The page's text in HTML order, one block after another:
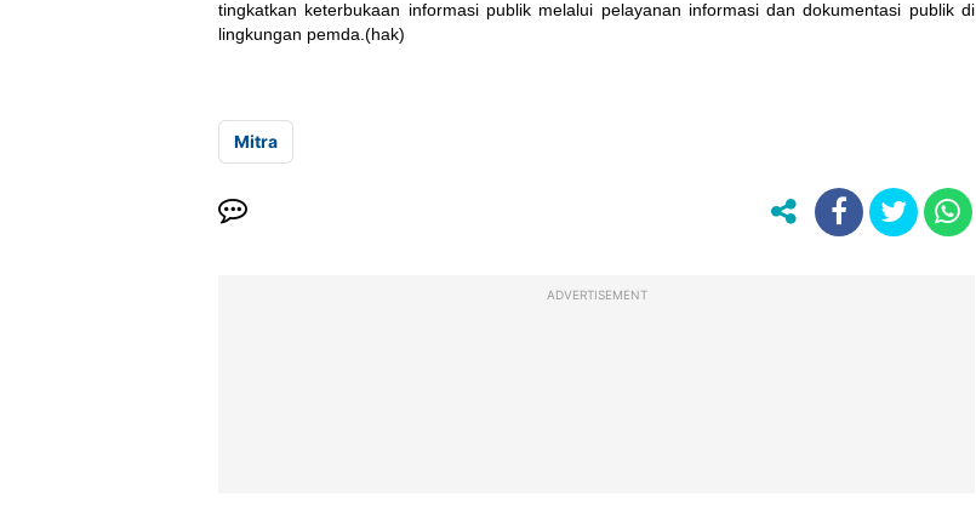
tingkatkan keterbukaan informasi publik melalui pelayanan informasi dan dokumentasi publik di
lingkungan pemda.(hak)
Mitra
ADVERTISEMENT